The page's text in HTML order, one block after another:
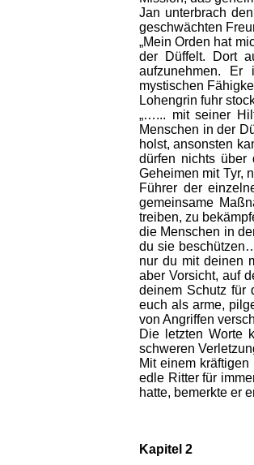
Jan unterbrach
geschwächten
„Mein Orden hat
der Düffelt. Dort
aufzunehmen. Er
mystischen
Lohengrin fuhr
„…... mit seiner
Menschen in der
holst, ansonsten
dürfen nichts über
Geheimen mit Tyr,
Führer der
gemeinsame
treiben, zu
die Menschen in
du sie
nur du mit deinen
aber Vorsicht, auf
deinem Schutz für
euch als arme,
von Angriffen
Die letzten Worte
schweren
Mit einem
edle Ritter für
hatte, bemerkte er
Kapitel 2